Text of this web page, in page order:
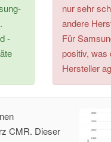
-
nur sehr
andere
Für
positiv, was
Hersteller
CMR. Dieser